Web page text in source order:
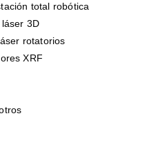
total robótica
3D
rotatorios
XRF